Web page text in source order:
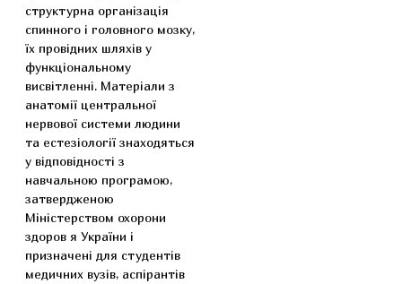
структурна організація
спинного і головного мозку,
їх провідних шляхів у
функціональному
висвітленні. Матеріали з
анатомії центральної
нервової системи людини
та естезіології знаходяться
у відповідності з
навчальною програмою,
затвердженою
Міністерством охорони
здоров я України і
призначені для студентів
медичних вузів, аспірантів